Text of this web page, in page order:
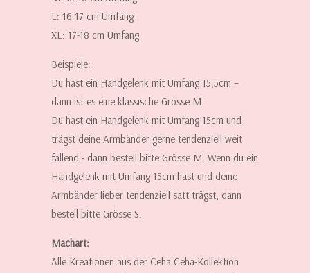
L: 16-17 cm Umfang
XL: 17-18 cm Umfang
Beispiele:
Du hast ein Handgelenk mit Umfang 15,5cm –
dann ist es eine klassische Grösse M.
Du hast ein Handgelenk mit Umfang 15cm und
trägst deine Armbänder gerne tendenziell weit
fallend - dann bestell bitte Grösse M. Wenn du ein
Handgelenk mit Umfang 15cm hast und deine
Armbänder lieber tendenziell satt trägst, dann
bestell bitte Grösse S.
Machart:
Alle Kreationen aus der Ceha Ceha-Kollektion